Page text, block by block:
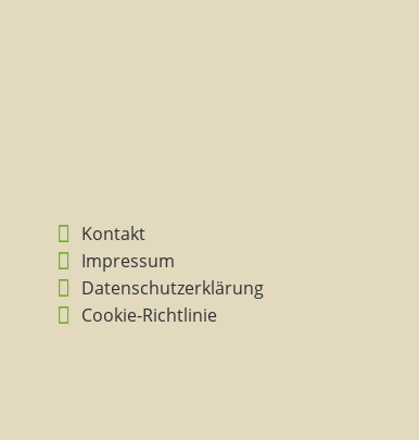
Kontakt
Impressum
Datenschutzerklärung
Cookie-Richtlinie